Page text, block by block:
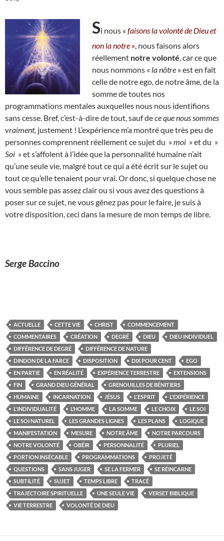
Si nous « faisons la volonté de Dieu et
non la notre » , nous faisons alors
réellement notre volonté , car ce que
nous nommons « la nôtre » est en fait
celle de notre ego, de notre âme, de la
somme de toutes nos
programmations mentales auxquelles nous nous identifions
sans cesse. Bref, c’est-à-dire de tout, sauf dece que nous sommes
vraiment, justement ! L’expérience m’a montré que très peu de
personnes comprennent réellement ce sujet du »moi » et du »
Soi » et s’affolent à l’idée que la personnalité humaine n’ait
qu’une seule vie, malgré tout ce qui a été écrit sur le sujet ou
tout ce qu’elle tenaient pour vrai. Or donc, si quelque chose ne
vous semble pas assez clair ou si vous avez des questions à
poser sur ce sujet, ne vous gênez pas pour le faire, je suis à
votre disposition, ceci dans la mesure de mon temps de libre.
Serge Baccino
ACTUELLE CETTE VIE CHRIST
COMMENCEMENT
COMMENTAIRES
CRÉATION DEGRÉ DIEU
DIEU INDIVIDUEL
DIFFÉRENCE DE DEGRÉ
DIFFÉRENCE DE NATURE
DINDON DE LA FARCE
DISPOSITION DIX POUR CENT
EGO
EN PARTIE
EN RÉALITÉ EXPÉRIENCE TERRESTRE
EXTENSIONS
FIN
GRAND DIEU GÉNÉRAL
GRENOUILLES DE BÉNITIERS
HUMAINE
INCARNATION JÉSUS L'ESPRIT
L'EXPÉRIENCE
L'INDIVIDUALITÉ
L’HOMME LA SOMME LE CHOIX
LE SOI
LE SOI NATUREL
LES GRANDES LIGNES LES PLANS
LOGIQUE
MANIFESTATION
MESURE NOTRE ÂME
NOTRE PARCOURS
NOTRE VOLONTÉ
OBÉIR PERSONNALITÉ
PLURIEL
PORTION INSÉCABLE
PROGRAMMATIONS
PROJETÉ
QUESTIONS
SANS JUGER SE LA FERMER
SE RÉINCARNE
SUBTILITÉ
SUJET TEMPS LIBRE
TRACÉ
TRAJECTOIRE SPIRITUELLE
UNE SEULE VIE
VERSET BIBLIQUE
VIE TERRESTRE
VOLONTÉ DE DIEU